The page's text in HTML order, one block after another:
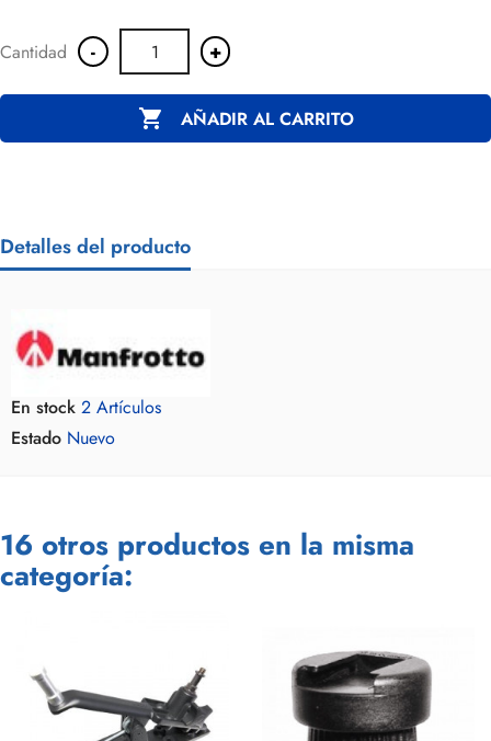
Cantidad - +
 AÑADIR AL CARRITO
Detalles del producto
En stock 2 Artículos
Estado Nuevo
16 otros productos en la misma
categoría: